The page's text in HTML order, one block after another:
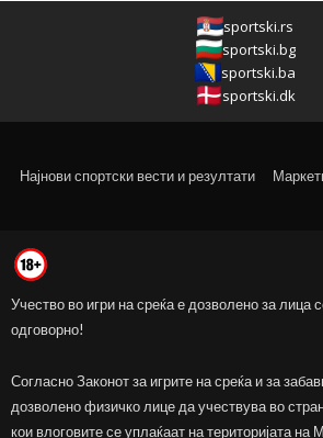
sportski.rs
sportski.bg
sportski.ba
sportski.dk
Најнови спортски вести и резултати
Учество во игри на среќа е дозволено за лица
одговорно!
Согласно Законот за игрите на среќа и за
дозволено физичко лице да учествува во
кои влоговите се уплаќаат на територијата на